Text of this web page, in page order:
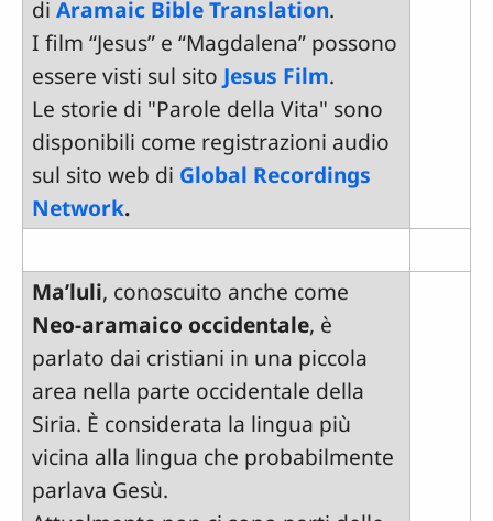
di Aramaic Bible Translation.
I film “Jesus” e “Magdalena” possono
essere visti sul sito Jesus Film.
Le storie di "Parole della Vita" sono
disponibili come registrazioni audio
sul sito web di Global Recordings
Network.
Ma’luli, conoscuito anche come
Neo-aramaico occidentale, è
parlato dai cristiani in una piccola
area nella parte occidentale della
Siria. È considerata la lingua più
vicina alla lingua che probabilmente
parlava Gesù.